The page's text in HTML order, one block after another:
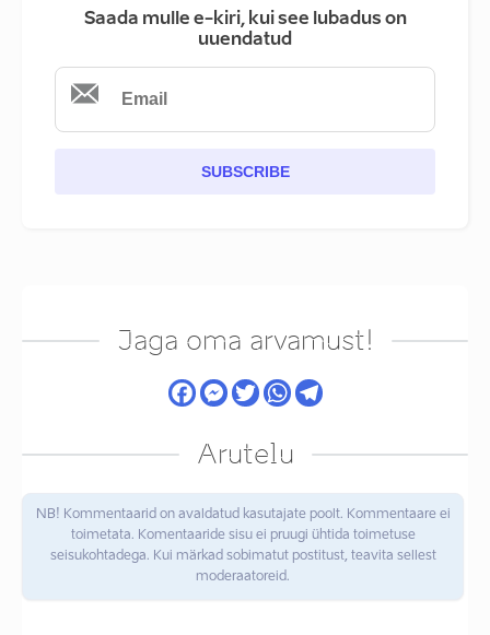
Saada mulle e-kiri, kui see lubadus on
uuendatud
SUBSCRIBE
Jaga oma arvamust!
Arutelu
NB! Kommentaarid on avaldatud kasutajate poolt. Kommentaare ei
toimetata. Komentaaride sisu ei pruugi ühtida toimetuse
seisukohtadega. Kui märkad sobimatut postitust, teavita sellest
moderaatoreid.